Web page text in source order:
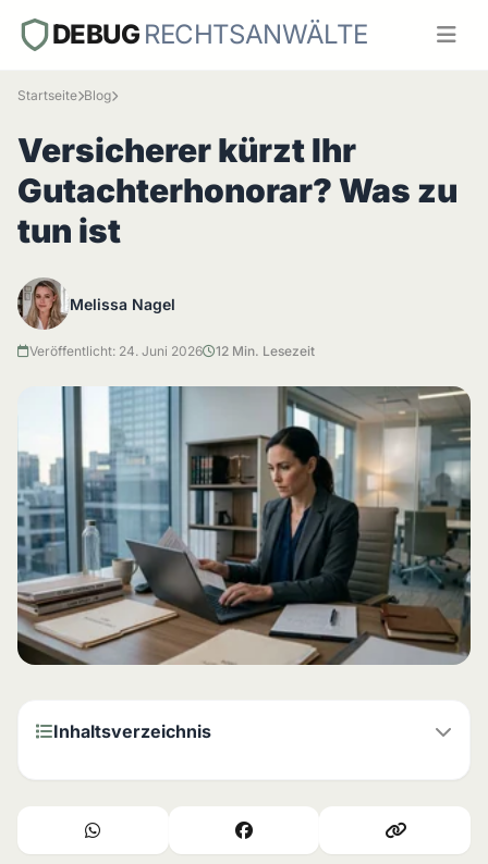
DEBUG RECHTSANWÄLTE
Startseite Blog
Versicherer kürzt Ihr
Gutachterhonorar? Was zu
tun ist
Melissa Nagel
Veröffentlicht: 24. Juni 2026 12 Min. Lesezeit
Inhaltsverzeichnis
Warum ist ein unabhängiges Gutachten nach einem
Die Taktik der Versicherer: Womit werden Kürzungen